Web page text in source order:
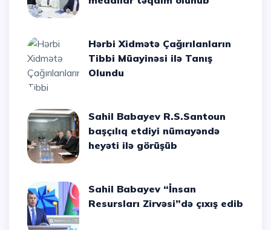
Hərbi Xidmətə Çağırılanların
Tibbi Müayinəsi ilə Tanış
Olundu
Sahil Babayev R.S.Santoun
başçılıq etdiyi nümayəndə
heyəti ilə görüşüb
Sahil Babayev “İnsan
Resursları Zirvəsi”də çıxış edib